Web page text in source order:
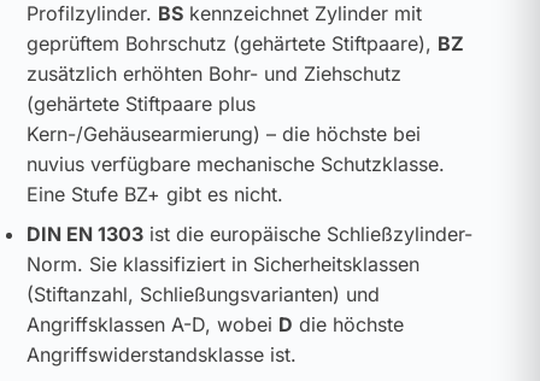
Profilzylinder. BSkennzeichnet Zylinder mit
geprüftem Bohrschutz (gehärtete Stiftpaare), BZ
zusätzlich erhöhten Bohr- und Ziehschutz
(gehärtete Stiftpaare plus
Kern-/Gehäusearmierung) – die höchste bei
nuvius verfügbare mechanische Schutzklasse.
Eine Stufe BZ+ gibt es nicht.
DIN EN 1303ist die europäische Schließzylinder-
Norm. Sie klassifiziert in Sicherheitsklassen
(Stiftanzahl, Schließungsvarianten) und
Angriffsklassen A-D, wobei D die höchste
Angriffswiderstandsklasse ist.